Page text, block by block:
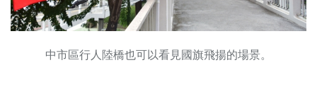
中市區行人陸橋也可以看見國旗飛揚的場景。